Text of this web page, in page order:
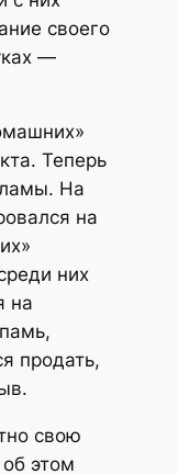
своего
—
Теперь
На
на
них
на
продать,
свою
этом